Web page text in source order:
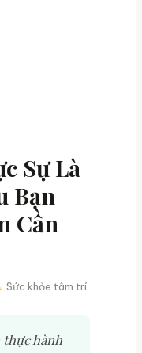
Sự Là
Bạn
Cần
Sức khỏe tâm trí
thực hành